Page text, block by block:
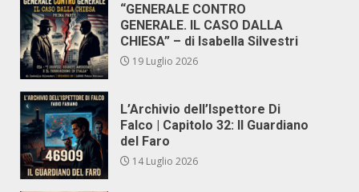
“GENERALE CONTRO
GENERALE. IL CASO DALLA
CHIESA” – di Isabella Silvestri
19 Luglio 2026
L’Archivio dell’Ispettore Di
Falco | Capitolo 32: Il Guardiano
del Faro
14 Luglio 2026